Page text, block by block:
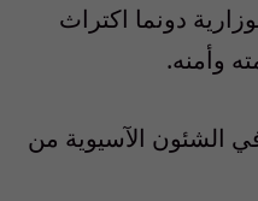
دونما اكتراث
وأمنه.
الشئون الآسيوية من